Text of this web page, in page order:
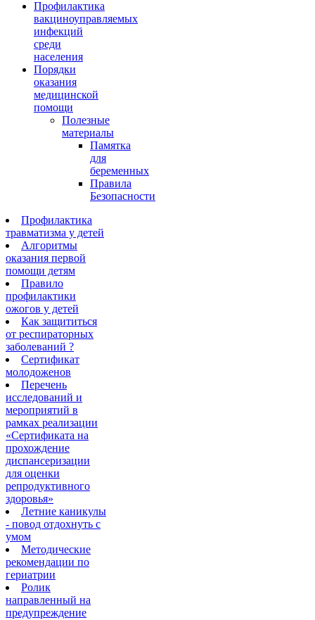
Профилактика
вакциноуправляемых
инфекций
среди
населения
Порядки
оказания
медицинской
помощи
Полезные
материалы
Памятка
для
беременных
Правила
Безопасности
Профилактика
травматизма у детей
Алгоритмы
оказания первой
помощи детям
Правило
профилактики
ожогов у детей
Как защититься
от респираторных
заболеваний ?
Сертификат
молодоженов
Перечень
исследований и
мероприятий в
рамках реализации
«Сертификата на
прохождение
диспансеризации
для оценки
репродуктивного
здоровья»
Летние каникулы
- повод отдохнуть с
умом
Методические
рекомендации по
гериатрии
Ролик
направленный на
предупреждение